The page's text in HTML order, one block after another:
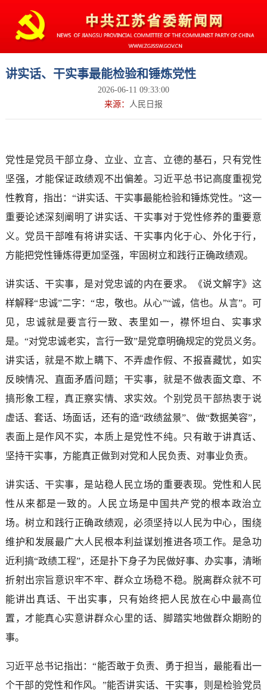
讲实话、干实事最能检验和锤炼党性
2026-06-11 09:33:00
来源：
人民日报
党性是党员干部立身、立业、立言、立德的基石，只有党性
坚强，才能保证政绩观不出偏差。习近平总书记高度重视党
性教育，指出：“讲实话、干实事最能检验和锤炼党性。”这一
重要论述深刻阐明了讲实话、干实事对于党性修养的重要意
义。党员干部唯有将讲实话、干实事内化于心、外化于行，
方能把党性锤炼得更加坚强，牢固树立和践行正确政绩观。
讲实话、干实事，是对党忠诚的内在要求。《说文解字》这
样解释“忠诚”二字：“忠，敬也。从心”“诚，信也。从言”。可
见，忠诚就是要言行一致、表里如一，襟怀坦白、实事求
是。“对党忠诚老实，言行一致”是党章明确规定的党员义务。
讲实话，就是不欺上瞒下、不弄虚作假、不报喜藏忧，如实
反映情况、直面矛盾问题；干实事，就是不做表面文章、不
搞形象工程，真正察实情、求实效。个别党员干部热衷于说
虚话、套话、场面话，还有的造“政绩盆景”、做“数据美容”，
表面上是作风不实，本质上是党性不纯。只有敢于讲真话、
坚持干实事，方能真正做到对党和人民负责、对事业负责。
讲实话、干实事，是站稳人民立场的重要表现。党性和人民
性从来都是一致的。人民立场是中国共产党的根本政治立
场。树立和践行正确政绩观，必须坚持以人民为中心，围绕
维护和发展最广大人民根本利益谋划推进各项工作。是急功
近利搞“政绩工程”，还是扑下身子为民做好事、办实事，清晰
折射出宗旨意识牢不牢、群众立场稳不稳。脱离群众就不可
能讲出真话、干出实事，只有始终把人民放在心中最高位
置，才能真心实意讲群众心里的话、脚踏实地做群众期盼的
事。
习近平总书记指出：“能否敢于负责、勇于担当，最能看出一
个干部的党性和作风。”能否讲实话、干实事，则是检验党员